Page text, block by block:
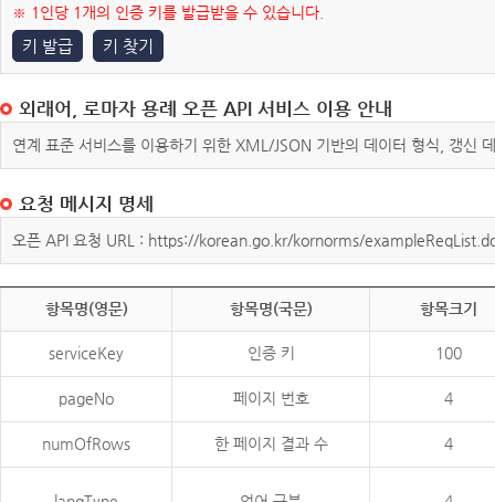
※ 1인당 1개의 인증 키를 발급받을 수 있습니다.
키 발급 키 찾기
외래어, 로마자 용례 오픈 API 서비스 이용 안내
연계 표준 서비스를 이용하기 위한 XML/JSON 기반의 데이터 형식, 갱신
요청 메시지 명세
오픈 API 요청 URL : https://korean.go.kr/kornorms/
항목명(영문) 항목명(국문) 항목크기
serviceKey 인증 키 100
pageNo 페이지 번호 4
numOfRows 한 페이지 결과 수 4